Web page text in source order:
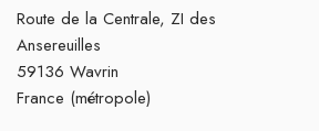
Route de la Centrale, ZI des
Ansereuilles
59136 Wavrin
France (métropole)